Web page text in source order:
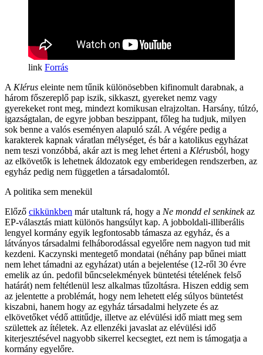
Forrás
AKlérus eleinte nem tűnik különösebben kifinomult darabnak, a
három főszereplő pap iszik, sikkaszt, gyereket nemz vagy
gyerekeket ront meg, mindezt komikusan elrajzoltan. Harsány, túlzó,
igazságtalan, de egyre jobban beszippant, főleg ha tudjuk, milyen
sok benne a valós eseményen alapuló szál. A végére pedig a
karakterek kapnak váratlan mélységet, és bár a katolikus egyházat
nem teszi vonzóbbá, akár azt is meg lehet érteni a Klérusból, hogy
az elkövetők is lehetnek áldozatok egy emberidegen rendszerben, az
egyház pedig nem független a társadalomtól.
A politika sem menekül
Előző cikkünkben már utaltunk rá, hogy a Ne mondd el senkinekaz
EP-választás miatt különös hangsúlyt kap. A jobboldali-illiberális
lengyel kormány egyik legfontosabb támasza az egyház, és a
látványos társadalmi felháborodással egyelőre nem nagyon tud mit
kezdeni. Kaczynski mentegető mondatai (néhány pap bűnei miatt
nem lehet támadni az egyházat) után a bejelentése (12-ről 30 évre
emelik az ún. pedofil bűncselekmények büntetési tételének felső
határát) nem feltétlenül lesz alkalmas tűzoltásra. Hiszen eddig sem
az jelentette a problémát, hogy nem lehetett elég súlyos büntetést
kiszabni, hanem hogy az egyház társadalmi helyzete és az
elkövetőket védő attitűdje, illetve az elévülési idő miatt meg sem
születtek az ítéletek. Az ellenzéki javaslat az elévülési idő
kiterjesztésével nagyobb sikerrel kecsegtet, ezt nem is támogatja a
kormány egyelőre.